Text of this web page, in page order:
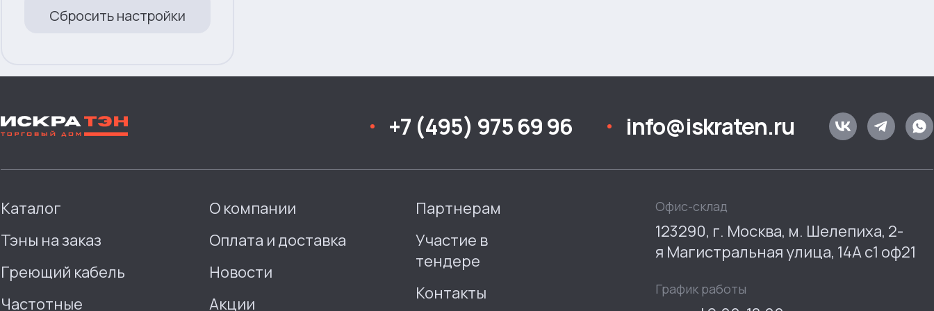
Сбросить настройки
+7 (495) 975 69 96 info@iskraten.ru
Каталог
Тэны на заказ
Греющий кабель
Частотные
О компании
Оплата и доставка
Новости
Акции
Партнерам
Участие в
тендере
Контакты
Офис-склад
123290, г. Москва, м. Шелепиха, 2-
я Магистральная улица, 14А с1 оф21
График работы